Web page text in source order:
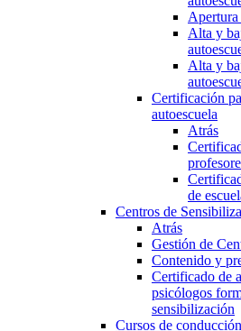
Apertura
Alta y
Alta y
Certificación
autoescuela
Atrás
de
Centros de
Atrás
Gestión de
Contenido y
Certificado de
psicólogos
sensibilización
Cursos de